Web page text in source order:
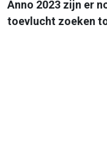
Anno 2023 zijn er
toevlucht zoeken